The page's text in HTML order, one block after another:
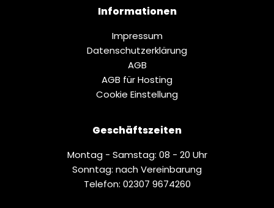
Informationen
Impressum
Datenschutz­erklärung
AGB
AGB für Hosting
Cookie Einstellung
Geschäftszeiten
Montag - Samstag: 08 - 20 Uhr
Sonntag: nach Vereinbarung
Telefon: 02307 9674260